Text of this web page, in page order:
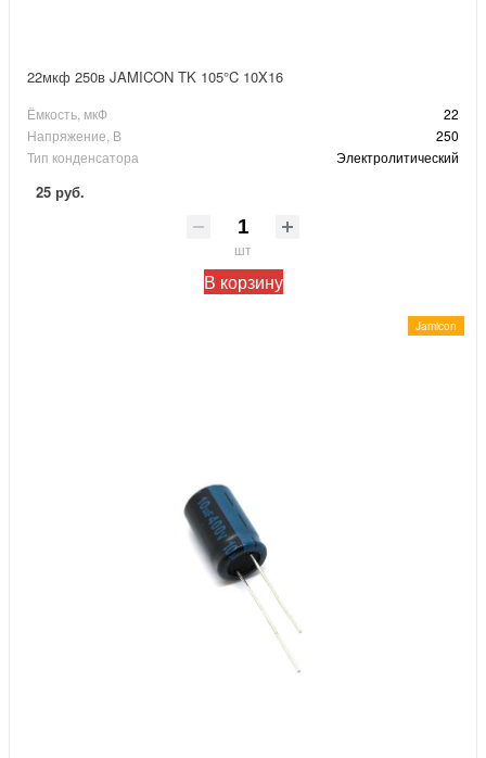
22мкф 250в JAMICON TK 105°C 10X16
Ёмкость, мкФ
22
Напряжение, В
250
Тип конденсатора
Электролитический
25 руб.
шт
В корзину
Jamicon